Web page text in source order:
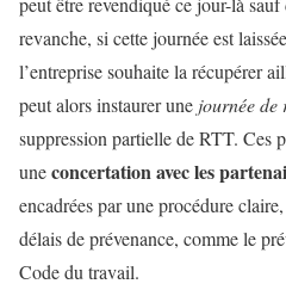
revanche, si cette journée est laissée
l’entreprise souhaite la récupérer
peut alors instaurer une journée de
suppression partielle de RTT. Ces
uneconcertation avec les
encadrées par une procédure
délais de prévenance, comme le
Code du travail.